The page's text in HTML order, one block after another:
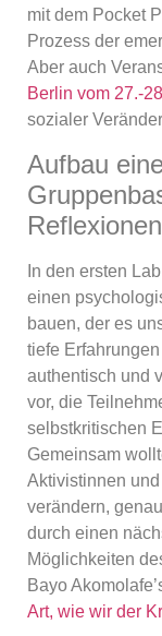
mit dem Pocket
Prozess der
Aber auch
Berlin vom 27.-
sozialer
Aufbau
Reflexionen
In den ersten
einen
bauen, der es
tiefe
authentisch und
vor, die
selbstkritischen
Gemeinsam
Aktivistinnen
verändern,
durch einen
Möglichkeiten
Bayo
Art, wie wir der